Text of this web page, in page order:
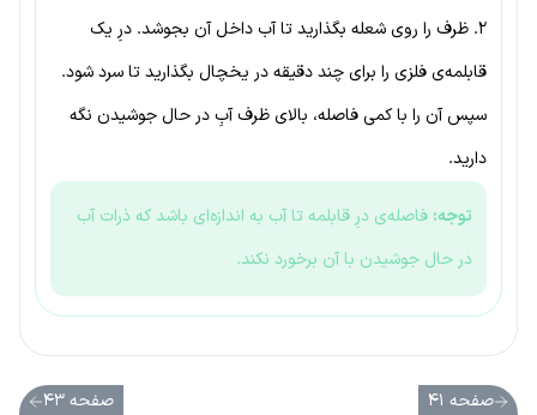
۲. ظرف را روی شعله بگذارید تا آب داخل آن بجوشد. درِ یک
قابلمه‌ی فلزی را برای چند دقیقه در یخچال بگذارید تا سرد شود.
سپس آن را با کمی فاصله، بالای ظرف آبِ در حال جوشیدن نگه
دارید.
توجه: فاصله‌ی درِ قابلمه تا آب به اندازه‌ای باشد که ذرات آب
در حال جوشیدن با آن برخورد نکند.
صفحه ۴۱ صفحه ۴۳